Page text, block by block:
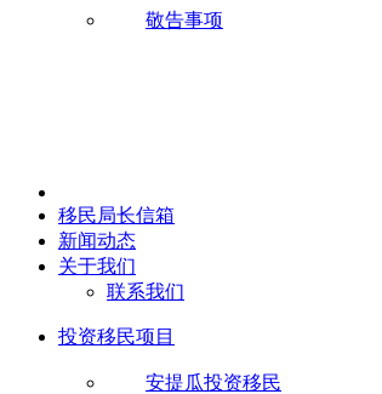
敬告事项
移民局长信箱
新闻动态
关于我们
联系我们
投资移民项目
安提瓜投资移民